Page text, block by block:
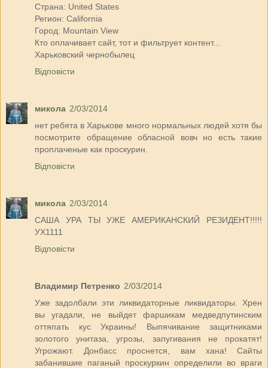
Страна: United States
Регион: California
Город: Mountain View
Кто оплачивает сайт, тот и фильтрует контент...
Харьковский чернобылец
Відповісти
микола 2/03/2014
нет ребята в Харькове много нормальных людей хотя бы
посмотрите обращение обласной вовч но есть такие
проплаченые как проскурин.
Відповісти
микола 2/03/2014
САША УРА ТЫ УЖЕ АМЕРИКАНСКИЙ РЕЗИДЕНТ!!!!!
УХ1111
Відповісти
Владимир Петренко 2/03/2014
Уже задолбали эти ликвидаторные ликвидаторы. Хрен
вы угадали, не выйдет фаршикам медведпутинским
оттяпать кус Украины! Выпячивание защитниками
золотого унитаза, угрозы, запугивания не прокатят!
Угрожают. Донбасс проснется, вам хана! Сайты
забанившие паганый проскуркин определили во враги